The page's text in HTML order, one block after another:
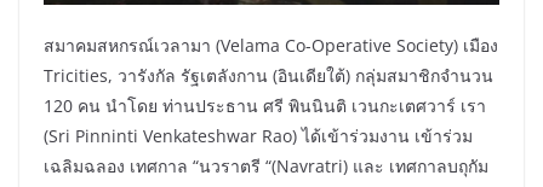
สมาคมสหกรณ์เวลามา (Velama Co-Operative Society) เมือง
Tricities, วารังกัล รัฐเตลังกาน (อินเดียใต้) กลุ่มสมาชิกจำนวน
120 คน นำโดย ท่านประธาน ศรี พินนินติ เวนกะเตศวาร์ เรา
(Sri Pinninti Venkateshwar Rao) ได้เข้าร่วมงาน เข้าร่วม
เฉลิมฉลอง เทศกาล “นวราตรี “(Navratri) และ เทศกาลบถุกัม